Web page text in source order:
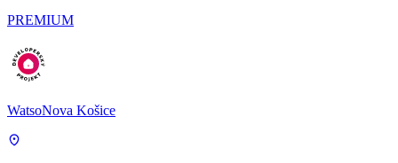
PREMIUM
WatsoNova Košice